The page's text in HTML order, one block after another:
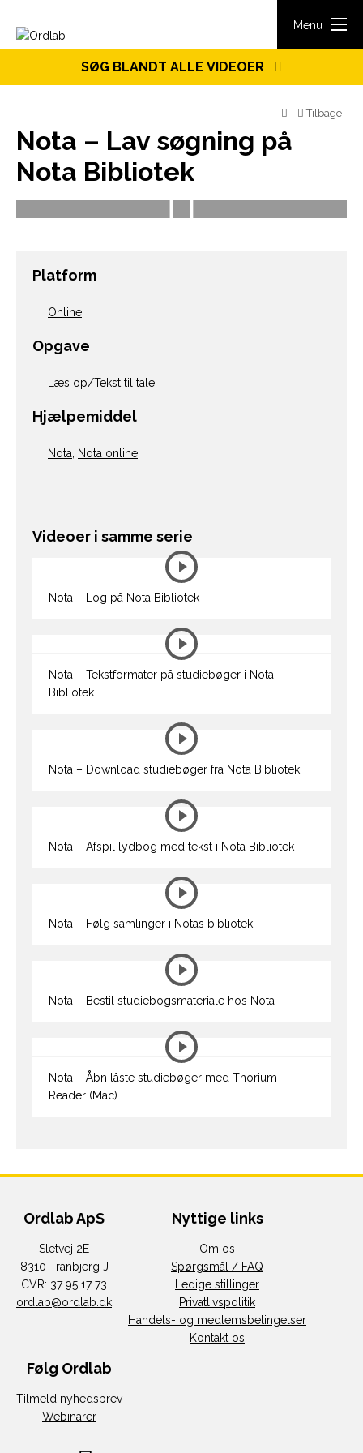
Menu
SØG BLANDT ALLE VIDEOER
Tilbage
Nota – Lav søgning på
Nota Bibliotek
Platform
Online
Opgave
Læs op/Tekst til tale
Hjælpemiddel
Nota Nota online
Videoer i samme serie
Nota – Log på Nota Bibliotek
Nota – Tekstformater på studiebøger i Nota
Bibliotek
Nota – Download studiebøger fra Nota Bibliotek
Nota – Afspil lydbog med tekst i Nota Bibliotek
Nota – Følg samlinger i Notas bibliotek
Nota – Bestil studiebogsmateriale hos Nota
Nota – Åbn låste studiebøger med Thorium
Reader (Mac)
Ordlab ApS
Sletvej 2E
8310 Tranbjerg J
CVR: 37 95 17 73
ordlab@ordlab.dk
Nyttige links
Om os
Spørgsmål / FAQ
Ledige stillinger
Privatlivspolitik
Handels- og medlemsbetingelser
Kontakt os
Følg Ordlab
Tilmeld nyhedsbrev
Webinarer